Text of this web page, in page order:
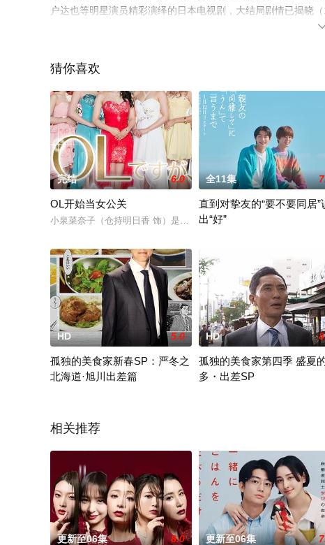
户达也等明星演员精彩演绎的日本电视剧，大结局剧情已揭晓
网，更多相关信息可移步至豆瓣电视剧、电视猫或剧情网等平
猜你喜欢
完结 6.0
OL开始当女公关
小泉菜奈子（仓持明日香 饰）是在广告公司打工的白领，虽然每天
全11集
直到对挚友的“要不要同居”
出“好”
感情不外露的横井凑（吉泽要
HD 5.0
孤独的美食家新春SP：严冬之
北海道·旭川出差篇
HD
孤独的美食家第四季 盛夏
多・出差SP
相关推荐
更新至06集 8.0 更新至06集